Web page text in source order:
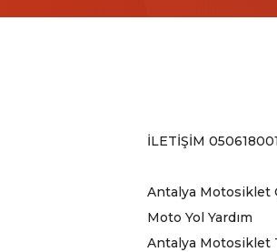
İLETİŞİM
Antalya Motosiklet
Moto Yol Yardım
Antalya Motosiklet